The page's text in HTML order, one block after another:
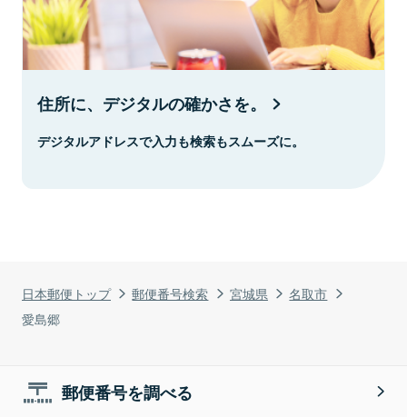
日本郵便トップ 郵便番号検索 宮城県
名取市
愛島郷
住所に、デジタルの確かさを。
デジタルアドレスで入力も検索もスムーズに。
郵便番号を調べる